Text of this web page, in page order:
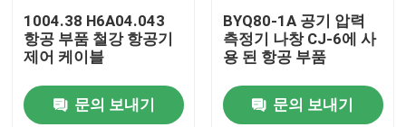
집
1004.38 H6A04.043
항공 부품 철강 항공기
제어 케이블
문의 보내기
BYQ80-1A 공기 압력
측정기 나창 CJ-6에 사
용 된 항공 부품
문의 보내기